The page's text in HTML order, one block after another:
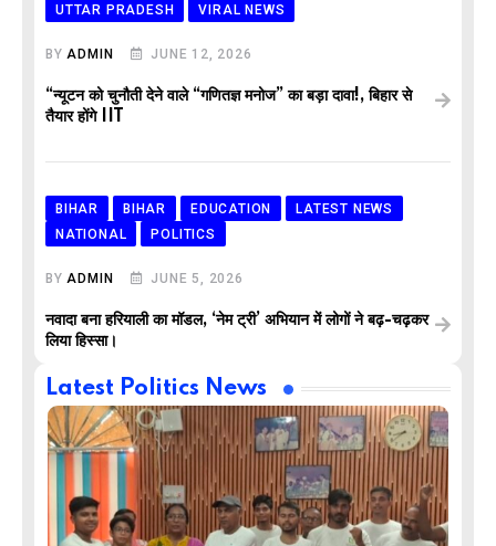
UTTAR PRADESH
VIRAL NEWS
BYADMIN JUNE 12, 2026
“न्यूटन को चुनौती देने वाले “गणितज्ञ मनोज” का बड़ा दावा!, बिहार से
तैयार होंगे IIT
BIHAR BIHAR EDUCATION
LATEST NEWS
NATIONAL
POLITICS
BYADMIN JUNE 5, 2026
नवादा बना हरियाली का मॉडल, ‘नेम ट्री’ अभियान में लोगों ने बढ़-चढ़कर
लिया हिस्सा।
Latest Politics News